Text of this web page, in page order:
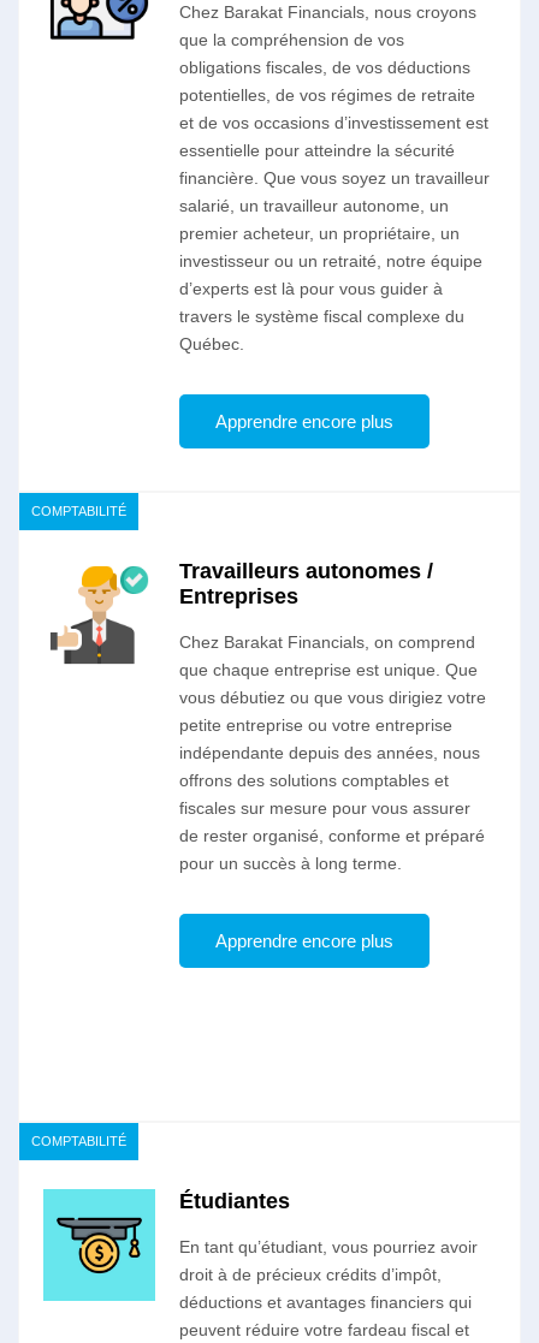
Chez Barakat Financials, nous croyons
que la compréhension de vos
obligations fiscales, de vos déductions
potentielles, de vos régimes de retraite
et de vos occasions d’investissement est
essentielle pour atteindre la sécurité
financière. Que vous soyez un travailleur
salarié, un travailleur autonome, un
premier acheteur, un propriétaire, un
investisseur ou un retraité, notre équipe
d’experts est là pour vous guider à
travers le système fiscal complexe du
Québec.
Apprendre encore plus
Travailleurs autonomes /
Entreprises
Chez Barakat Financials, on comprend
que chaque entreprise est unique. Que
vous débutiez ou que vous dirigiez votre
petite entreprise ou votre entreprise
indépendante depuis des années, nous
offrons des solutions comptables et
fiscales sur mesure pour vous assurer
de rester organisé, conforme et préparé
pour un succès à long terme.
Apprendre encore plus
COMPTABILITÉ
Étudiantes
En tant qu’étudiant, vous pourriez avoir
droit à de précieux crédits d’impôt,
déductions et avantages financiers qui
peuvent réduire votre fardeau fiscal et
COMPTABILITÉ